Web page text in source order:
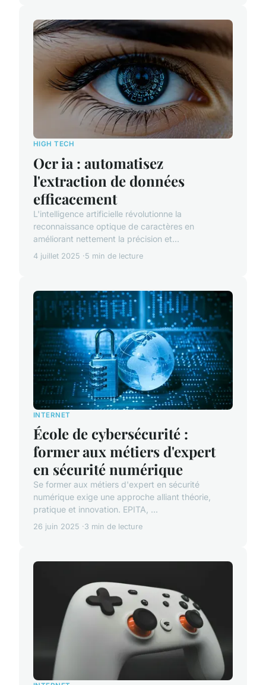
HIGH TECH
Ocr ia : automatisez
l'extraction de données
efficacement
L'intelligence artificielle révolutionne la
reconnaissance optique de caractères en
améliorant nettement la précision et...
4 juillet 2025 5 min de lecture
INTERNET
École de cybersécurité :
former aux métiers d'expert
en sécurité numérique
Se former aux métiers d'expert en sécurité
numérique exige une approche alliant théorie,
pratique et innovation. EPITA, ...
26 juin 2025 3 min de lecture